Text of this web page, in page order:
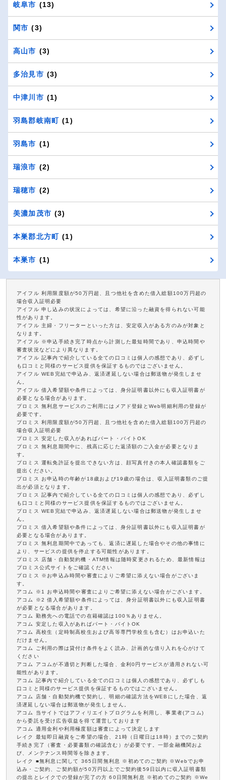
岐阜市 (13)
関市 (3)
高山市 (3)
多治見市 (3)
中津川市 (1)
羽島郡岐南町 (1)
羽島市 (1)
瑞浪市 (2)
瑞穂市 (2)
美濃加茂市 (3)
本巣郡北方町 (1)
本巣市 (1)
アイフル 利用限度額が50万円超、且つ他社を含めた借入総額100万円超の
場合収入証明必要
アイフル 申し込みの状況によっては、希望に沿った融資を得られない可能
性があります。
アイフル 主婦・フリーターといった方は、安定収入がある方のみが対象と
なります。
アイフル ※申込手続き完了時点から計測した最短時間であり、申込時間や
審査状況などにより異なります。
アイフル 記事内で紹介している全ての口コミは個人の感想であり、必ずし
も口コミと同様のサービス提供を保証するものではございません。
アイフル WEB完結で申込み、返済遅延しない場合は郵送物が発生しませ
ん。
アイフル 借入希望額や条件によっては、身分証明書以外にも収入証明書が
必要となる場合があります。
プロミス 無利息サービスのご利用にはメアド登録とWeb明細利用の登録が
必要です。
プロミス 利用限度額が50万円超、且つ他社を含めた借入総額100万円超の
場合収入証明必要
プロミス 安定した収入があればパート・バイトOK
プロミス 無利息期間中に、残高に応じた返済額のご入金が必要となりま
す。
プロミス 運転免許証を提出できない方は、顔写真付きの本人確認書類をご
提出ください。
プロミス お申込時の年齢が18歳および19歳の場合は、収入証明書類のご提
出が必須となります。
プロミス 記事内で紹介している全ての口コミは個人の感想であり、必ずし
も口コミと同様のサービス提供を保証するものではございません。
プロミス WEB完結で申込み、返済遅延しない場合は郵送物が発生しませ
ん。
プロミス 借入希望額や条件によっては、身分証明書以外にも収入証明書が
必要となる場合があります。
プロミス 無利息期間中であっても、返済に遅延した場合やその他の事情に
より、サービスの提供を停止する可能性があります。
プロミス 店舗・自動契約機・ATM情報は随時変更されるため、最新情報は
プロミス公式サイトをご確認ください
プロミス ※お申込み時間や審査によりご希望に添えない場合がございま
す。
アコム ※1 お申込時間や審査によりご希望に添えない場合がございます。
アコム ※2 借入希望額や条件によっては、身分証明書以外にも収入証明書
が必要となる場合があります。
アコム 勤務先への電話での在籍確認は100％ありません。
アコム 安定した収入があればパート・バイトOK
アコム 高校生（定時制高校生および高等専門学校生も含む）はお申込いた
だけません。
アコム ご利用の際は貸付け条件をよく読み、計画的な借り入れを心がけて
ください
アコム アコムが不適切と判断した場合、金利0円サービスが適用されない可
能性があります。
アコム 記事内で紹介している全ての口コミは個人の感想であり、必ずしも
口コミと同様のサービス提供を保証するものではございません。
アコム 店舗・自動契約機で契約し、明細の確認方法をWEBにした場合、返
済遅延しない場合は郵送物が発生しません。
アコム 当サイトではアフィリエイトプログラムを利用し、事業者(アコム)
から委託を受け広告収益を得て運営しております
アコム 適用金利や利用極度額は審査によって決定します
レイク 最短即日融資をご希望の場合、21時（日曜日は18時）までのご契約
手続き完了（審査・必要書類の確認含む）が必要です。一部金融機関およ
び、メンテナンス時間等を除きます。
レイク ■無利息に関して 365日間無利息 ※初めてのご契約 ※Webでお申
込み・ご契約、ご契約額が50万円以上でご契約後59日以内に収入証明書類
の提出とレイクでの登録が完了の方 60日間無利息 ※初めてのご契約 ※We